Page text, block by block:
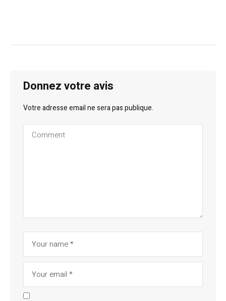
Donnez votre avis
Votre adresse email ne sera pas publique.